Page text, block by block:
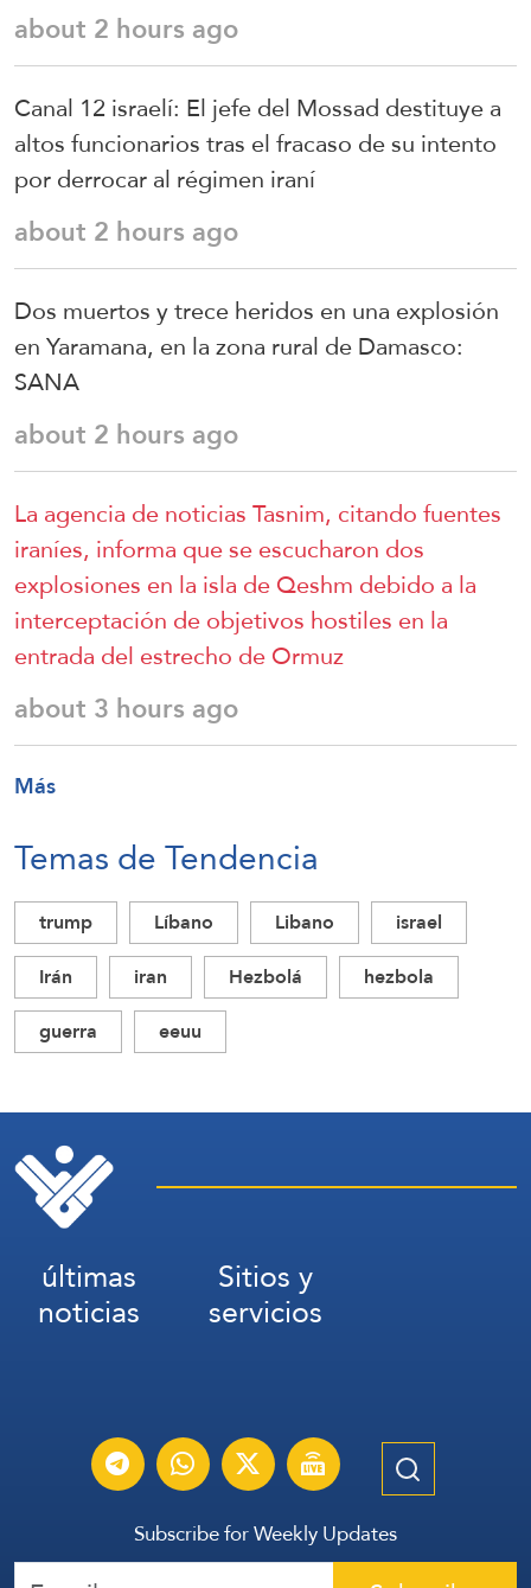
about 2 hours ago
Canal 12 israelí: El jefe del Mossad destituye a
altos funcionarios tras el fracaso de su intento
por derrocar al régimen iraní
about 2 hours ago
Dos muertos y trece heridos en una explosión
en Yaramana, en la zona rural de Damasco:
SANA
about 2 hours ago
La agencia de noticias Tasnim, citando fuentes
iraníes, informa que se escucharon dos
explosiones en la isla de Qeshm debido a la
interceptación de objetivos hostiles en la
entrada del estrecho de Ormuz
about 3 hours ago
Más
Temas de Tendencia
trump Líbano Libano
israel
Irán
iran Hezbolá
hezbola
guerra
eeuu
últimas
noticias
Sitios y
servicios
Subscribe for Weekly Updates